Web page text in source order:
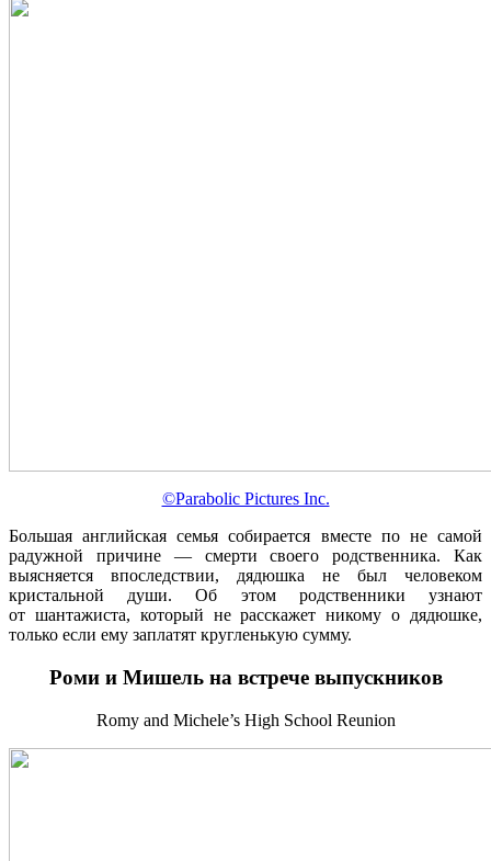
©Parabolic Pictures Inc.
Большая английская семья собирается вместе по не самой
радужной причине — смерти своего родственника. Как
выясняется впоследствии, дядюшка не был человеком
кристальной души. Об этом родственники узнают
от шантажиста, который не расскажет никому о дядюшке,
только если ему заплатят кругленькую сумму.
Роми и Мишель на встрече выпускников
Romy and Michele’s High School Reunion